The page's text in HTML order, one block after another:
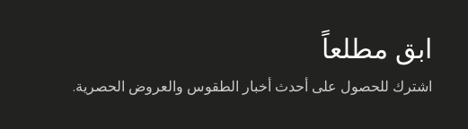
ابق مطلعاً
اشترك للحصول على أحدث أخبار الطقوس والعروض الحصرية.